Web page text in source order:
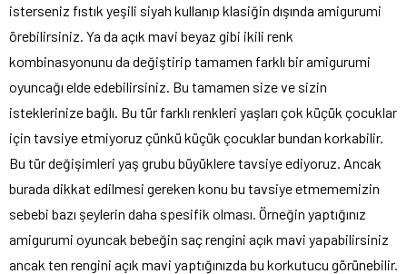
isterseniz fıstık yeşili siyah kullanıp klasiğin dışında amigurumi
örebilirsiniz. Ya da açık mavi beyaz gibi ikili renk
kombinasyonunu da değiştirip tamamen farklı bir amigurumi
oyuncağı elde edebilirsiniz. Bu tamamen size ve sizin
isteklerinize bağlı. Bu tür farklı renkleri yaşları çok küçük çocuklar
için tavsiye etmiyoruz çünkü küçük çocuklar bundan korkabilir.
Bu tür değişimleri yaş grubu büyüklere tavsiye ediyoruz. Ancak
burada dikkat edilmesi gereken konu bu tavsiye etmememizin
sebebi bazı şeylerin daha spesifik olması. Örneğin yaptığınız
amigurumi oyuncak bebeğin saç rengini açık mavi yapabilirsiniz
ancak ten rengini açık mavi yaptığınızda bu korkutucu görünebilir.